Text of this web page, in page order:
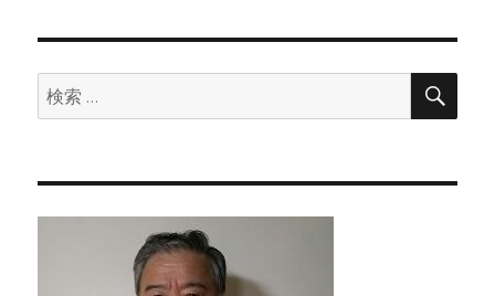
検
索:
検